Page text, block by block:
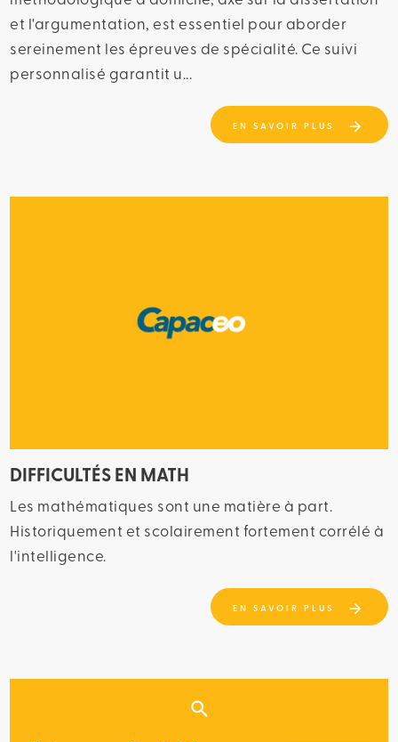
et l'argumentation, est essentiel pour aborder
sereinement les épreuves de spécialité. Ce suivi
personnalisé garantit u...
EN SAVOIR PLUS
DIFFICULTÉS EN MATH
Les mathématiques sont une matière à part.
Historiquement et scolairement fortement corrélé à
l'intelligence.
EN SAVOIR PLUS